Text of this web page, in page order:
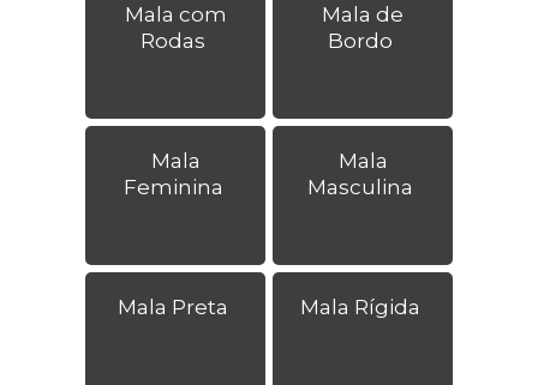
Mala com
Rodas
Mala de
Bordo
Mala
Feminina
Mala
Masculina
Mala Preta Mala Rígida